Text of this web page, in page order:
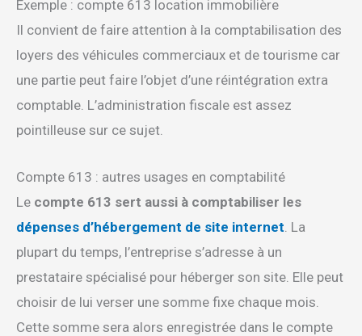
Exemple : compte 613 location immobilière
Il convient de faire attention à la comptabilisation des
loyers des véhicules commerciaux et de tourisme car
une partie peut faire l’objet d’une réintégration extra
comptable. L’administration fiscale est assez
pointilleuse sur ce sujet.
Compte 613 : autres usages en comptabilité
Le compte 613 sert aussi à comptabiliser les
dépenses d’hébergement de site internet . La
plupart du temps, l’entreprise s’adresse à un
prestataire spécialisé pour héberger son site. Elle peut
choisir de lui verser une somme fixe chaque mois.
Cette somme sera alors enregistrée dans le compte